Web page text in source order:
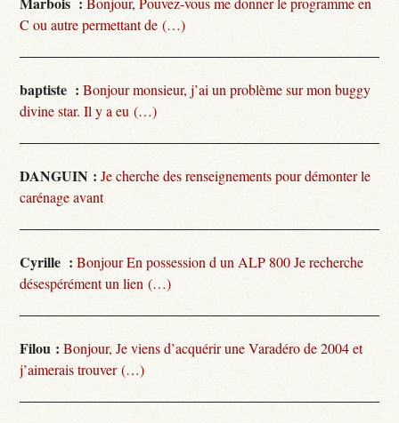
C ou autre permettant de (…)
baptiste : Bonjour monsieur, j’ai un problème sur mon buggy
divine star. Il y a eu (…)
DANGUIN : Je cherche des renseignements pour démonter le
carénage avant
Cyrille : Bonjour En possession d un ALP 800 Je recherche
désespérément un lien (…)
Filou : Bonjour, Je viens d’acquérir une Varadéro de 2004 et
j’aimerais trouver (…)